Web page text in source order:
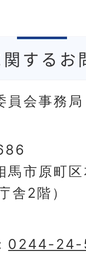
するお
員会事務局
馬市原町
舎2階）
0244-